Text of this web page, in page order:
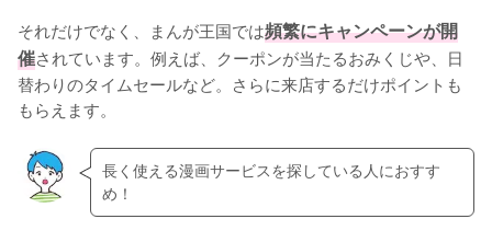
それだけでなく、まんが王国では頻繁にキャンペーンが開
催されています。例えば、クーポンが当たるおみくじや、日
替わりのタイムセールなど。さらに来店するだけポイントも
もらえます。
長く使える漫画サービスを探している人におすす
め！